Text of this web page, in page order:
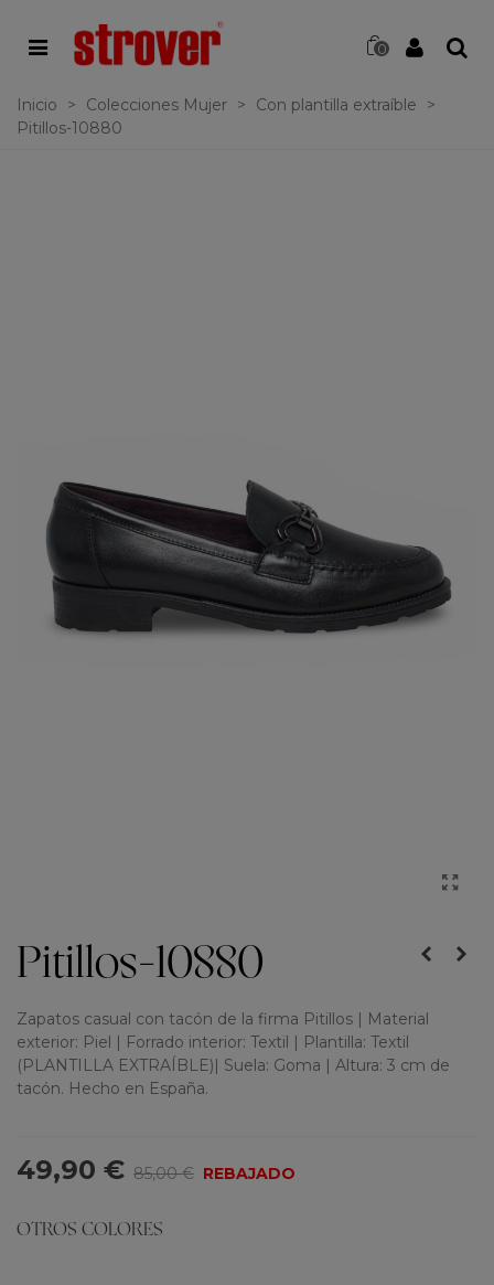
0
Inicio > Colecciones Mujer > Con plantilla extraíble
>
Pitillos-10880
Pitillos-10880
Zapatos casual con tacón de la firma Pitillos | Material
exterior: Piel | Forrado interior: Textil | Plantilla: Textil
(PLANTILLA EXTRAÍBLE)| Suela: Goma | Altura: 3 cm de
tacón. Hecho en España.
49,90 € 85,00 € REBAJADO
OTROS COLORES